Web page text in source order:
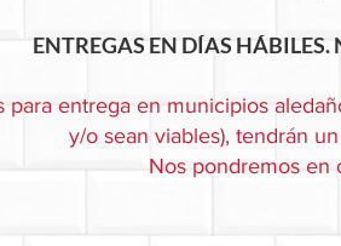
ENTREGAS EN DÍAS
para entrega en municipios
y/o sean viables), tendrán
Nos pondremos en